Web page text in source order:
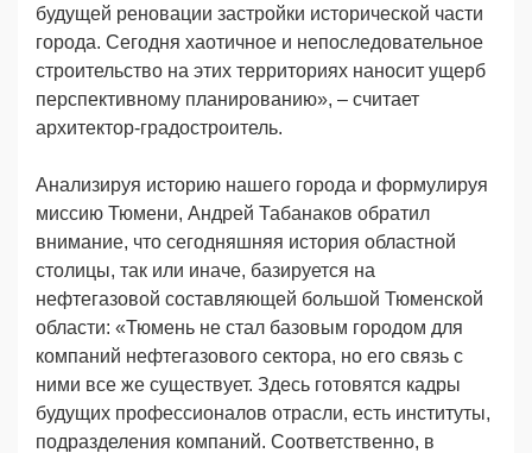
будущей реновации застройки исторической части
города. Сегодня хаотичное и непоследовательное
строительство на этих территориях наносит ущерб
перспективному планированию», – считает
архитектор-градостроитель.
Анализируя историю нашего города и формулируя
миссию Тюмени, Андрей Табанаков обратил
внимание, что сегодняшняя история областной
столицы, так или иначе, базируется на
нефтегазовой составляющей большой Тюменской
области: «Тюмень не стал базовым городом для
компаний нефтегазового сектора, но его связь с
ними все же существует. Здесь готовятся кадры
будущих профессионалов отрасли, есть институты,
подразделения компаний. Соответственно, в